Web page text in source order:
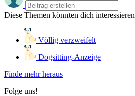
Diese Themen könnten dich interessieren
Völlig verzweifelt
Dogsitting-Anzeige
Finde mehr heraus
Folge uns!